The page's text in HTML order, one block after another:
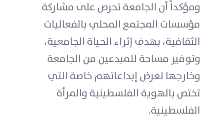
ومؤكداً أن الجامعة تحرص على مشاركة
مؤسسات المجتمع المحلي بالفعاليات
الثقافية، بهدف إثراء الحياة الجامعية،
وتوفير مساحة للمبدعين من الجامعة
وخارجها لعرض إبداعاتهم خاصة التي
تختص بالهوية الفلسطينية والمرأة
الفلسطينية.